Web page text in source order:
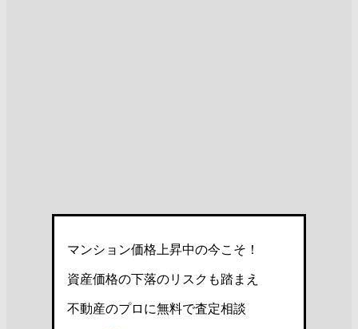
マンション価格上昇中の今こそ！
資産価格の下落のリスクも踏まえ
不動産のプロに無料で査定相談